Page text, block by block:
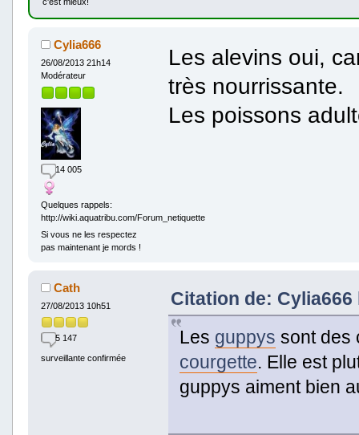
Cylia666
26/08/2013 21h14
Modérateur
14 005
Quelques rappels:
http://wiki.aquatribu.com/Forum_netiquette
Si vous ne les respectez
pas maintenant je mords !
Les alevins oui,
très nourrissante.
Les poissons
Cath
27/08/2013 10h51
5 147
surveillante confirmée
Citation de: Cylia666
Les guppys sont des
courgette. Elle est
guppys aiment bien